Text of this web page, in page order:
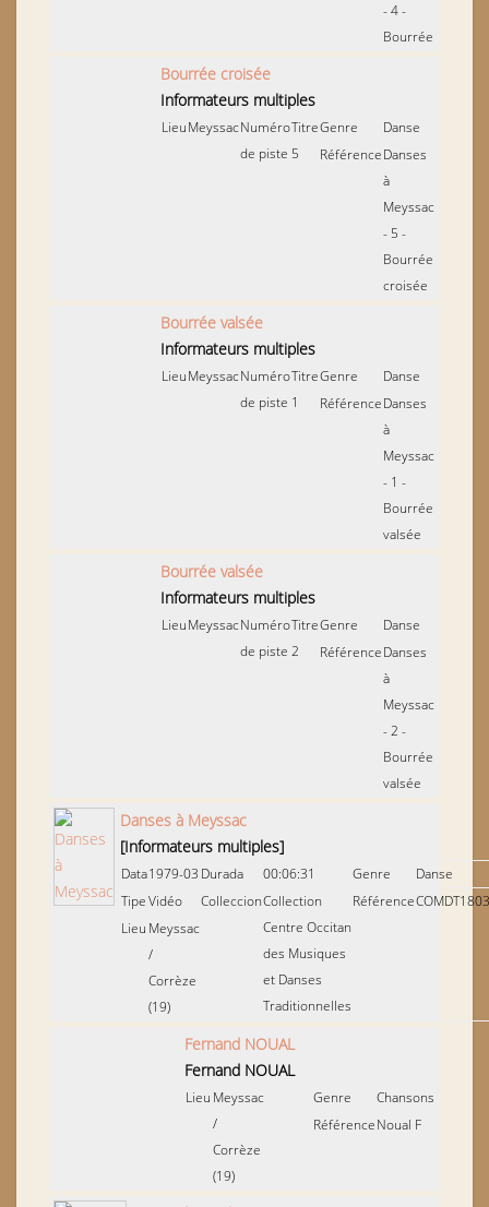
- 4 -
Bourrée
Bourrée croisée
Informateurs multiples
LieuMeyssacNuméro
de piste
Titre
5
Genre
Danse
RéférenceDanses
à
Meyssac
- 5 -
Bourrée
croisée
Bourrée valsée
Informateurs multiples
LieuMeyssacNuméro
de piste
Titre
1
Genre
Danse
RéférenceDanses
à
Meyssac
- 1 -
Bourrée
valsée
Bourrée valsée
Informateurs multiples
LieuMeyssacNuméro
de piste
Titre
2
Genre
Danse
RéférenceDanses
à
Meyssac
- 2 -
Bourrée
valsée
Danses à Meyssac
[Informateurs multiples]
Data1979-03
TipeVidéo
Lieu Meyssac
/
Corrèze
(19)
Durada
00:06:31
ColleccionCollection
Centre Occitan
des Musiques
et Danses
Traditionnelles
Genre
Danse
RéférenceCOMDT1803
Fernand NOUAL
Fernand NOUAL
Lieu Meyssac
/
Corrèze
(19)
Genre
Chansons
RéférenceNoual F